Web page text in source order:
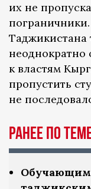
их не
Таджикистана
к властям
пропустить
не
Ранее по